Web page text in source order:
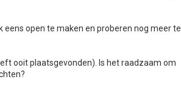
eens open te maken en proberen nog meer te
ooit plaatsgevonden). Is het raadzaam om